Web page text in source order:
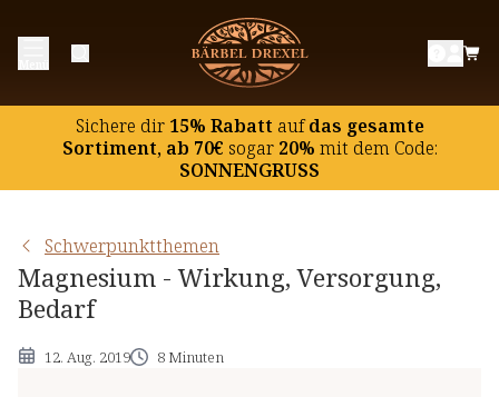
Sichere dir15% Rabatt aufdas gesamte
Sortiment, ab 70€ sogar20% mit dem Code:
SONNENGRUSS
Schwerpunktthemen
Magnesium - Wirkung, Versorgung,
Bedarf
12. Aug. 2019 8 Minuten
Was ist Magnesium?
Magnesium - Wirkung und Versorgung
Magnesium - Bedarf und Mangel
Was ist eigentlich Magnesiumstearat?
Magnesium als Nahrungsergänzungsmittel